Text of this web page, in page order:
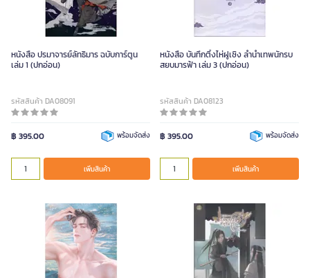
หนังสือ ปรมาจารย์ลัทธิมาร ฉบับการ์ตูน
เล่ม 1 (ปกอ่อน)
รหัสสินค้า DA08091
฿ 395.00 พร้อมจัดส่ง
เพิ่มสินค้า
หนังสือ บันทึกติ้งไห่ฝูเซิง ลำนำเทพนักรบ
สยบมารฟ้า เล่ม 3 (ปกอ่อน)
รหัสสินค้า DA08123
฿ 395.00 พร้อมจัดส่ง
เพิ่มสินค้า